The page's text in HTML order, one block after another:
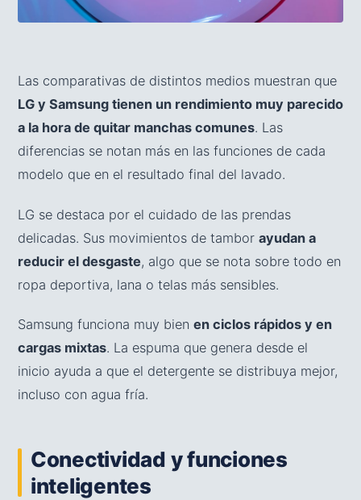
Las comparativas de distintos medios muestran que
LG y Samsung tienen un rendimiento muy parecido
a la hora de quitar manchas comunes. Las
diferencias se notan más en las funciones de cada
modelo que en el resultado final del lavado.
LG se destaca por el cuidado de las prendas
delicadas. Sus movimientos de tambor ayudan a
reducir el desgaste, algo que se nota sobre todo en
ropa deportiva, lana o telas más sensibles.
Samsung funciona muy bien en ciclos rápidos y en
cargas mixtas. La espuma que genera desde el
inicio ayuda a que el detergente se distribuya mejor,
incluso con agua fría.
Conectividad y funciones
inteligentes